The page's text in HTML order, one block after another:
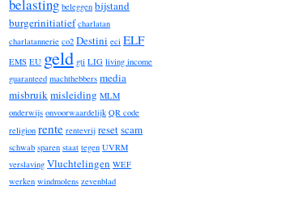
belasting beleggen bijstand
burgerinitiatief charlatan
charlatannerie co2 Destini eci ELF
EMS EU geld gti LIG living income
guaranteed machthebbers media
misbruikmisleiding MLM
onderwijs onvoorwaardelijk QR code
religion rente rentevrij resetscam
schwab sparen staat tegen UVRM
verslaving Vluchtelingen WEF
werken windmolens zevenblad